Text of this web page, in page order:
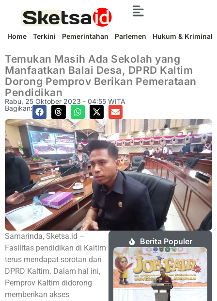
Home Terkini Pemerintahan Parlemen Hukum & Kriminal
Temukan Masih Ada Sekolah yang
Manfaatkan Balai Desa, DPRD Kaltim
Dorong Pemprov Berikan Pemerataan
Pendidikan
Rabu, 25 Oktober 2023 - 04:55 WITA
Bagikan:
Samarinda, Sketsa.id –
Fasilitas pendidikan di Kaltim
terus mendapat sorotan dari
DPRD Kaltim. Dalam hal ini,
Pemprov Kaltim didorong
memberikan akses
Berita Populer